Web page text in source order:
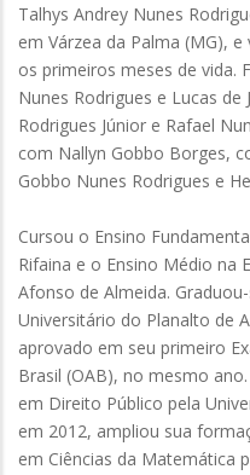
Talhys Andrey Nunes
em Várzea da Palma (MG),
os primeiros meses de vida.
Nunes Rodrigues e Lucas de
Rodrigues Júnior e Rafael
com Nallyn Gobbo Borges,
Gobbo Nunes Rodrigues e
Cursou o Ensino
Rifaina e o Ensino Médio na
Afonso de Almeida.
Universitário do Planalto de
aprovado em seu primeiro
Brasil (OAB), no mesmo
em Direito Público pela
em 2012, ampliou sua
em Ciências da Matemática